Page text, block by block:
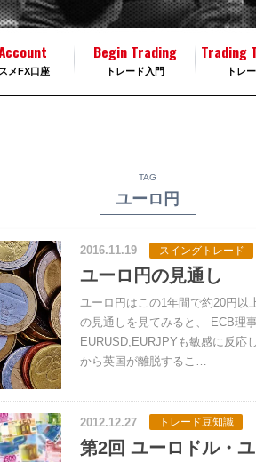
メFX口座 トレード入門
Begin Trading
トレ
Trading
TAG
ユーロ円
2016.11.19 スイングトレード
ユーロ円の見通し
ユーロ円はこの1年間で約20円以
の見通しを見てみると、 ECB理
EURUSD,EURJPYも敏感に反応
から英国が離脱するこ…
2012.12.27 トレード豆知識
第2回 ユーロドル・